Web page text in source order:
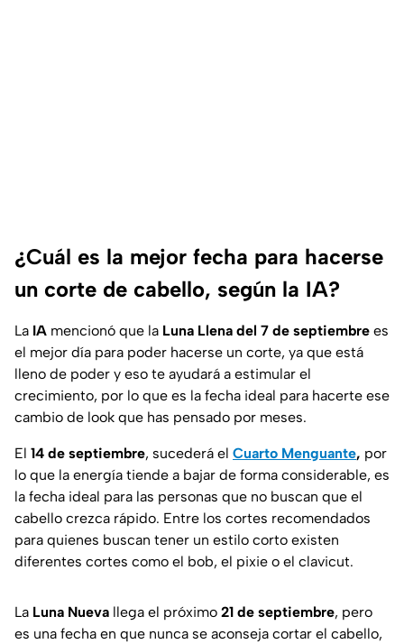
¿Cuál es la mejor fecha para hacerse
un corte de cabello, según la IA?
La IA mencionó que la Luna Llena del 7 de septiembre es
el mejor día para poder hacerse un corte, ya que está
lleno de poder y eso te ayudará a estimular el
crecimiento, por lo que es la fecha ideal para hacerte ese
cambio de look que has pensado por meses.
El 14 de septiembre, sucederá el Cuarto Menguante, por
lo que la energía tiende a bajar de forma considerable, es
la fecha ideal para las personas que no buscan que el
cabello crezca rápido. Entre los cortes recomendados
para quienes buscan tener un estilo corto existen
diferentes cortes como el bob, el pixie o el clavicut.
La Luna Nueva llega el próximo 21 de septiembre, pero
es una fecha en que nunca se aconseja cortar el cabello,